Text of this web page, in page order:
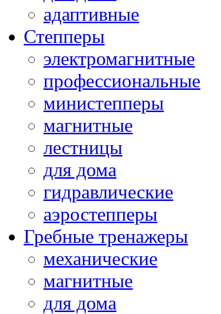
адаптивные
Степперы
электромагнитные
профессиональные
министепперы
магнитные
лестницы
для дома
гидравлические
аэростепперы
Гребные тренажеры
механические
магнитные
для дома